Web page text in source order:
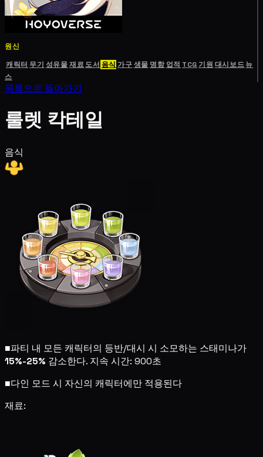
원신
캐릭터 무기 성유물재료도서 음식 가구생물 명함 업적 TCG기원 대시보드뉴
스
목록으로 돌아가기
룰렛 칵테일
음식
■파티 내 모든 캐릭터의 등반/대시 시 소모하는 스태미나가
15%-25% 감소한다. 지속 시간: 900초
■다인 모드 시 자신의 캐릭터에만 적용된다
재료: